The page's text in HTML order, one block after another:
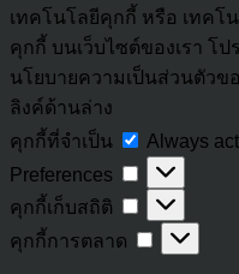
เทคโนโลยีคุกกี้ หรือ เทค
คุกกี้ บนเว็บไซต์ของเรา โ
นโยบายความเป็นส่วนตัวข
ลิงค์ด้านล่าง
คุกกี้ที่จำเป็น
คุกกี้
ที่
จำเป็น
Always
Preferences
Preferences
คุกกี้เก็บสถิติ
คุกกี้
เก็บ
คุกกี้การตลาด
คุกกี้